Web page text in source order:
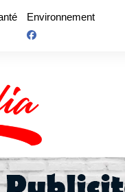
Environnement